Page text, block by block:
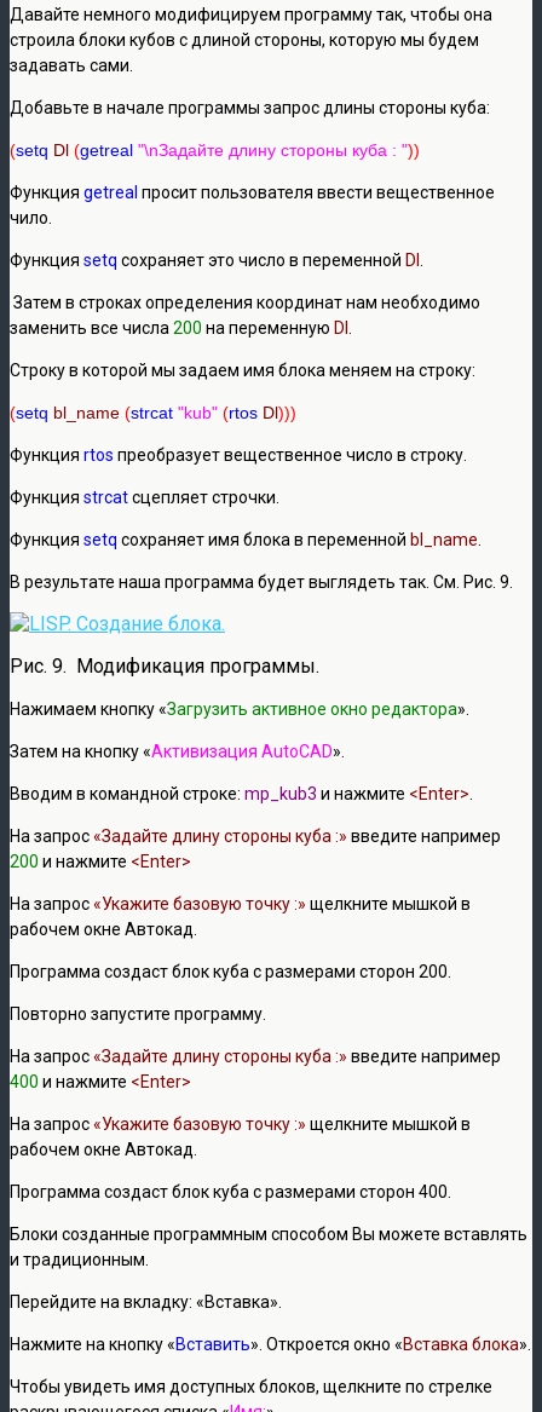
Давайте немного модифицируем программу так, чтобы она
строила блоки кубов с длиной стороны, которую мы будем
задавать сами.
Добавьте в начале программы запрос длины стороны куба:
(setq Dl (getreal "\nЗадайте длину стороны куба : "))
Функция getreal просит пользователя ввести вещественное
чило.
Функция setq сохраняет это число в переменной Dl
Затем в строках определения координат нам необходимо
заменить все числа 200 на переменную Dl
Строку в которой мы задаем имя блока меняем на строку:
(setq bl_name (strcat "kub" (rtos Dl)))
Функция rtos преобразует вещественное число в строку.
Функция strcatсцепляет строчки.
Функция setq сохраняет имя блока в переменной bl_name
В результате наша программа будет выглядеть так. См. Рис. 9.
Рис. 9. Модификация программы.
Нажимаем кнопку «Загрузить активное окно редактора».
Затем на кнопку «Активизация AutoCAD».
Вводим в командной строке: mp_kub3 и нажмите <Enter>
На запрос«Задайте длину стороны куба :» введите например
200 и нажмите <Enter>
На запрос«Укажите базовую точку :» щелкните мышкой в
рабочем окне Автокад.
Программа создаст блок куба с размерами сторон 200.
Повторно запустите программу.
На запрос«Задайте длину стороны куба :» введите например
400 и нажмите <Enter>
На запрос«Укажите базовую точку :» щелкните мышкой в
рабочем окне Автокад.
Программа создаст блок куба с размерами сторон 400.
Блоки созданные программным способом Вы можете вставлять
и традиционным.
Перейдите на вкладку: «Вставка».
Нажмите на кнопку «Вставить». Откроется окно «Вставка блока».
Чтобы увидеть имя доступных блоков, щелкните по стрелке